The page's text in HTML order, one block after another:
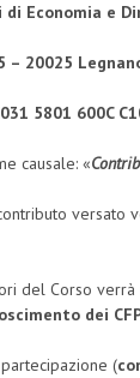
Economia e
– 20025
5801 600C
causale: «
versato
del Corso verrà
dei
(